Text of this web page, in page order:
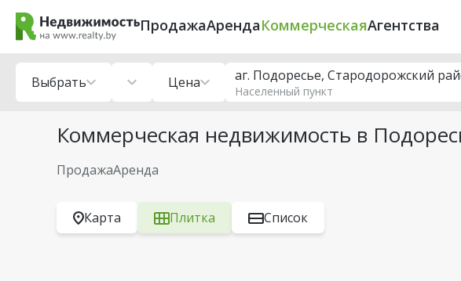
ПродажаАрендаКоммерческаяАгентства
Коммерческая недвижимость в
ПродажаАренда
Выбрать Цена аг. Подоресье, Стародорожский
Населенный пункт
Карта Плитка Список